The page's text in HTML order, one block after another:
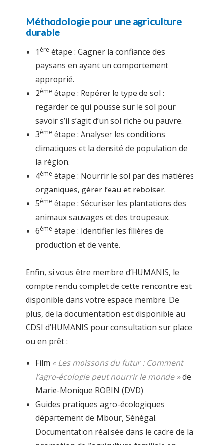
Méthodologie pour une agriculture
durable
1 ère étape : Gagner la confiance des
paysans en ayant un comportement
approprié.
2ème étape : Repérer le type de sol :
regarder ce qui pousse sur le sol pour
savoir s’il s’agit d’un sol riche ou pauvre.
3ème étape : Analyser les conditions
climatiques et la densité de population de
la région.
4ème étape : Nourrir le sol par des matières
organiques, gérer l’eau et reboiser.
5ème étape : Sécuriser les plantations des
animaux sauvages et des troupeaux.
6ème étape : Identifier les filières de
production et de vente.
Enfin, si vous être membre d’HUMANIS, le
compte rendu complet de cette rencontre est
disponible dans votre espace membre. De
plus, de la documentation est disponible au
CDSI d’HUMANIS pour consultation sur place
ou en prêt :
Film « Les moissons du futur : Comment
l’agro-écologie peut nourrir le monde »de
Marie-Monique ROBIN (DVD)
Guides pratiques agro-écologiques
département de Mbour, Sénégal.
Documentation réalisée dans le cadre de la